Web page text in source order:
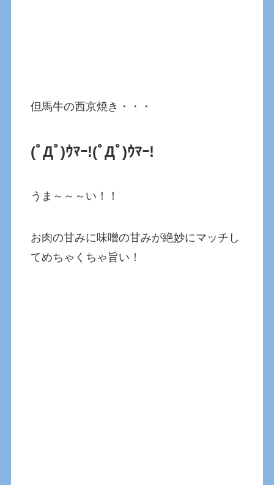
但馬牛の西京焼き・・・
(ﾟДﾟ)ｳﾏｰ!(ﾟДﾟ)ｳﾏｰ!
うま～～～い！！
お肉の甘みに味噌の甘みが絶妙にマッチし
てめちゃくちゃ旨い！